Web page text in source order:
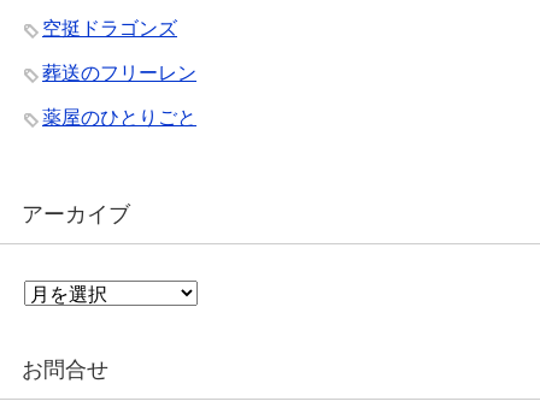
空挺ドラゴンズ
葬送のフリーレン
薬屋のひとりごと
アーカイブ
ア
イ
お問合せ